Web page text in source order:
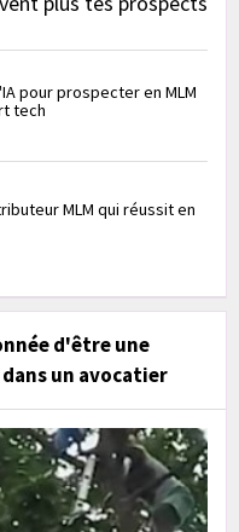
pour prospecter en MLM
tech
MLM qui réussit en
d'être une
un avocatier